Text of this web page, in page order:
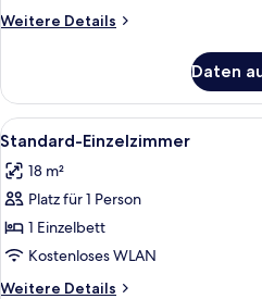
Weitere Details
Weitere
Doppelzimmer
Daten
Alle
Fotos
für
Standard-
Einzelzimmer
anzeigen
6
Standard-Einzelzimmer
18 m²
Platz für 1 Person
1 Einzelbett
Kostenloses WLAN
Weitere Details
Weitere